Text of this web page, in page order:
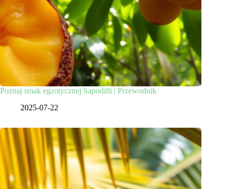
Poznaj smak egzotycznej Sapodilli | Przewodnik
2025-07-22